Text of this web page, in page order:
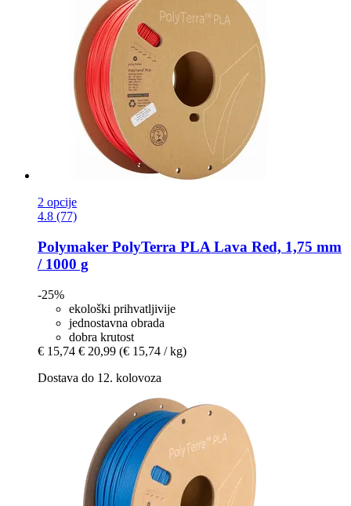
2 opcije
4.8 (77)
Polymaker PolyTerra PLA Lava Red, 1,75 mm
/ 1000 g
-25%
ekološki prihvatljivije
jednostavna obrada
dobra krutost
€ 15,74 € 20,99 (€ 15,74 / kg)
Dostava do 12. kolovoza